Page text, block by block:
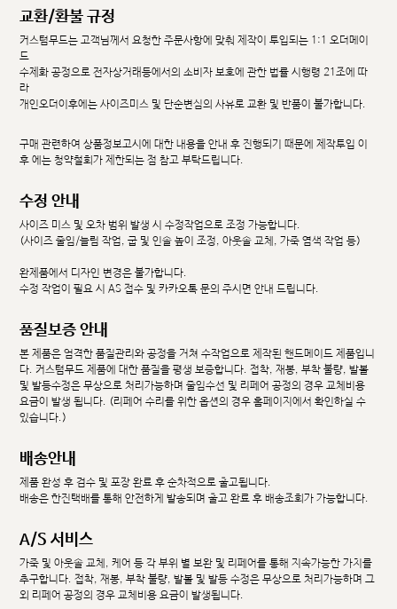
교환/환불 규정
커스텀무드는 고객님께서 요청한 주문사항에 맞춰 제작이 투입되는 1:1 오더메이
드
수제화 공정으로 전자상거래등에서의 소비자 보호에 관한 법률 시행령 21조에 따
라
개인오더이후에는 사이즈미스 및 단순변심의 사유로 교환 및 반품이 불가합니다.
구매 관련하여 상품정보고시에 대한 내용을 안내 후 진행되기 때문에 제작투입 이
후 에는 청약철회가 제한되는 점 참고 부탁드립니다.
수정 안내
사이즈 미스 및 오차 범위 발생 시 수정작업으로 조정 가능합니다.
(사이즈 줄임/늘림 작업, 굽 및 인솔 높이 조정, 아웃솔 교체, 가죽 염색 작업 등)
완제품에서 디자인 변경은 불가합니다.
수정 작업이 필요 시 AS 접수 및 카카오톡 문의 주시면 안내 드립니다.
품질보증 안내
본 제품은 엄격한 품질관리와 공정을 거쳐 수작업으로 제작된 핸드메이드 제품입니
다. 커스텀무드 제품에 대한 품질을 평생 보증합니다. 접착, 재봉, 부착 불량, 발볼
및 발등수정은 무상으로 처리가능하며 줄임수선 및 리페어 공정의 경우 교체비용
요금이 발생 됩니다. (리페어 수리를 위한 옵션의 경우 홈페이지에서 확인하실 수
있습니다.)
배송안내
제품 완성 후 검수 및 포장 완료 후 순차적으로 출고됩니다.
배송은 한진택배를 통해 안전하게 발송되며 출고 완료 후 배송조회가 가능합니다.
A/S 서비스
가죽 및 아웃솔 교체, 케어 등 각 부위 별 보완 및 리페어를 통해 지속가능한 가치를
추구합니다. 접착, 재봉, 부착 불량, 발볼 및 발등 수정은 무상으로 처리가능하며 그
외 리페어 공정의 경우 교체비용 요금이 발생됩니다.